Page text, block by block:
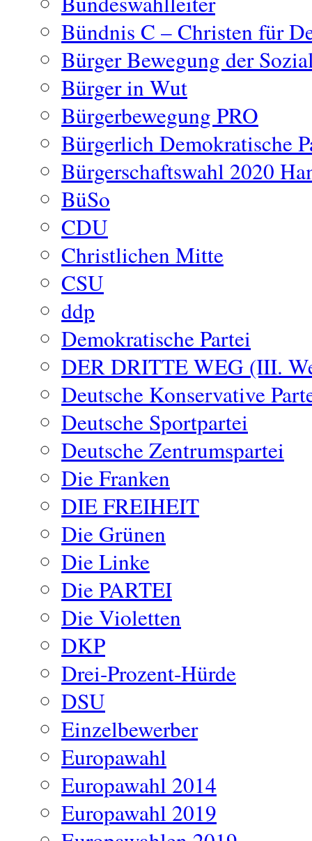
Bündnis C – Christen für
Bürger Bewegung der
Bürger in Wut
Bürgerbewegung PRO
Bürgerlich Demokratische
Bürgerschaftswahl 2020
BüSo
CDU
Christlichen Mitte
CSU
ddp
Demokratische Partei
DER DRITTE WEG (III.
Deutsche Konservative
Deutsche Sportpartei
Deutsche Zentrumspartei
Die Franken
DIE FREIHEIT
Die Grünen
Die Linke
Die PARTEI
Die Violetten
DKP
Drei-Prozent-Hürde
DSU
Einzelbewerber
Europawahl
Europawahl 2014
Europawahl 2019